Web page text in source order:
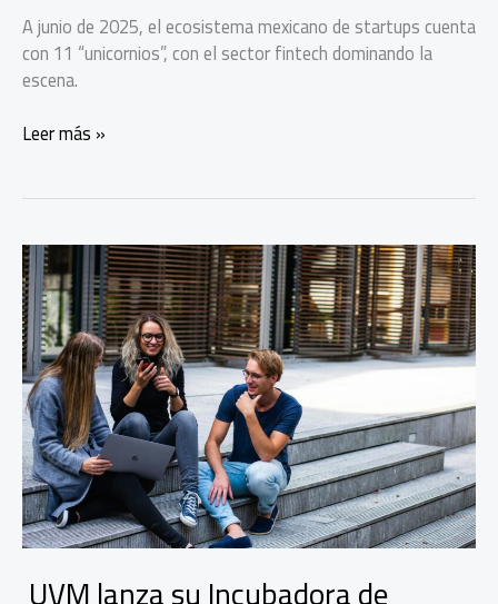
A junio de 2025, el ecosistema mexicano de startups cuenta
con 11 “unicornios”, con el sector fintech dominando la
escena.
México,
exportador
global
de
startups
tecnológicas
Leer más »